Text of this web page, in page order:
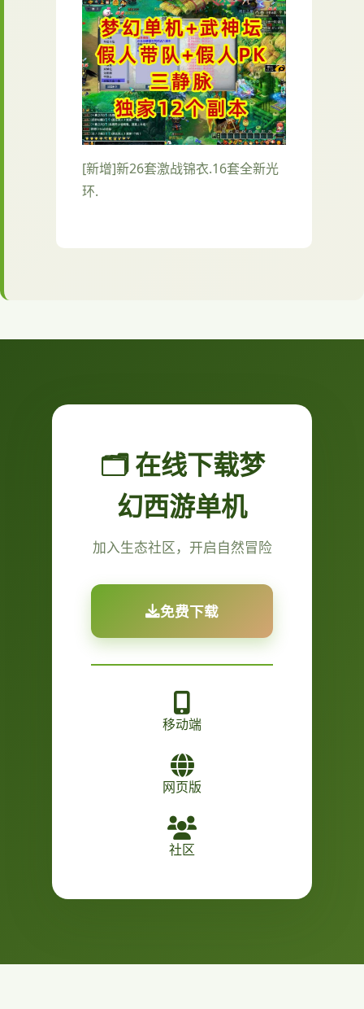
[新增]新26套激战锦衣.16套全新光
环.
🗂️ 在线下载梦
幻西游单机
加入生态社区，开启自然冒险
免费下载
移动端
网页版
社区